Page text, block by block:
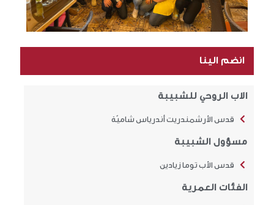
انضم الينا
الاب الروحي للشبيبة
قدس الأرشمندريت أندرياس شاميّة
مسؤول الشبيبة
قدس الأب توما زيادين
الفئات العمرية